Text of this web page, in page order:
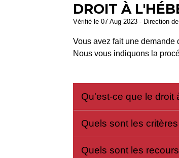
DROIT À
Vérifié le 07 Aug 2023 - Direction
Vous avez fait une demande
Nous vous indiquons la
Qu'est-ce que le droit
Quels sont les
Quels sont les